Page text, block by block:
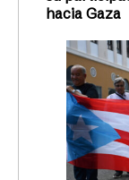
hacia Gaza